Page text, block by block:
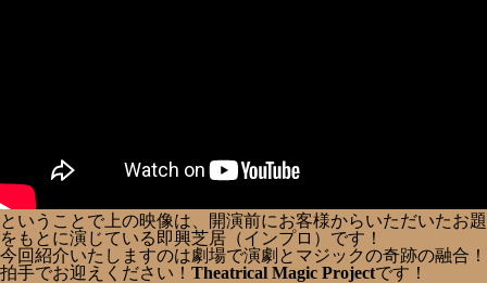
ということで上の映像は、開演前にお客様からいただいたお題
をもとに演じている即興芝居（インプロ）です！
今回紹介いたしますのは劇場で演劇とマジックの奇跡の融合！
拍手でお迎えください！ Theatrical Magic Projectです！